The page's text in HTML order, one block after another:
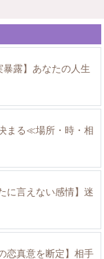
露】あなたの人生
まる≪場所・時・相
に言えない感情】迷
恋真意を断定】相手